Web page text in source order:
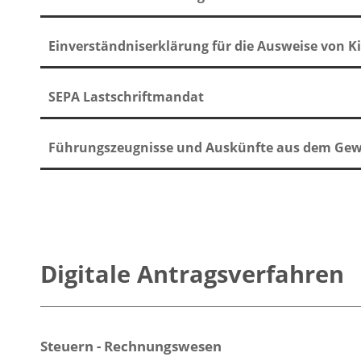
Einverständniserklärung für die Ausweise von
SEPA Lastschriftmandat
Führungszeugnisse und Auskünfte aus dem
Digitale Antragsverfahren
Steuern - Rechnungswesen